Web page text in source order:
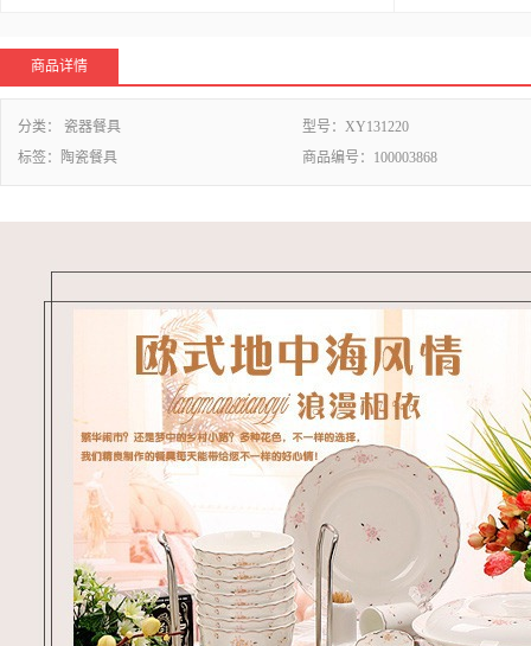
商品详情
分类： 瓷器餐具 型号： XY131220
标签：
陶瓷餐具 商品编号： 100003868